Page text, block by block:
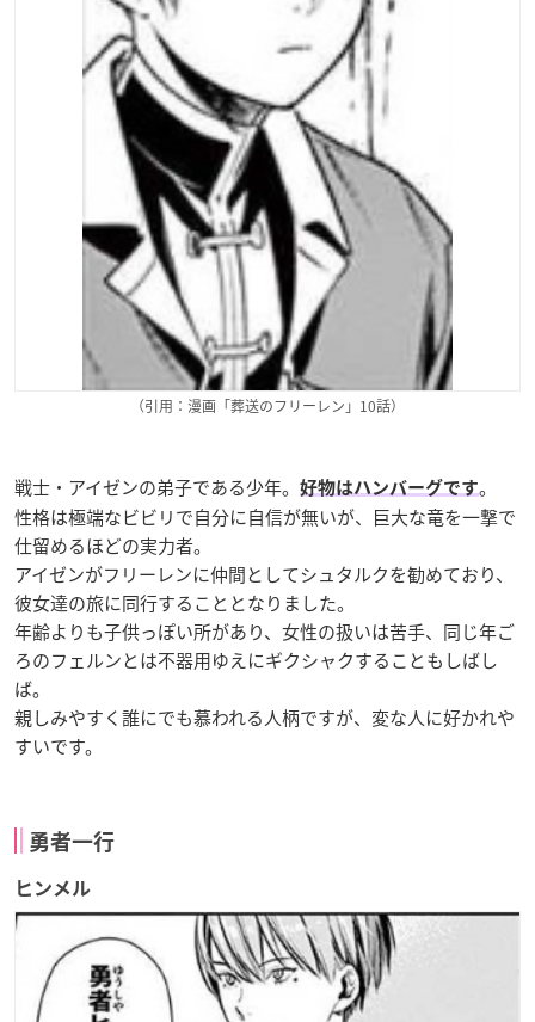
（引用：漫画「葬送のフリーレン」10話）
戦士・アイゼンの弟子である少年。 好物はハンバーグです。
性格は極端なビビリで自分に自信が無いが、巨大な竜を一撃で
仕留めるほどの実力者。
アイゼンがフリーレンに仲間としてシュタルクを勧めており、
彼女達の旅に同行することとなりました。
年齢よりも子供っぽい所があり、女性の扱いは苦手、同じ年ご
ろのフェルンとは不器用ゆえにギクシャクすることもしばし
ば。
親しみやすく誰にでも慕われる人柄ですが、変な人に好かれや
すいです。
勇者一行
ヒンメル